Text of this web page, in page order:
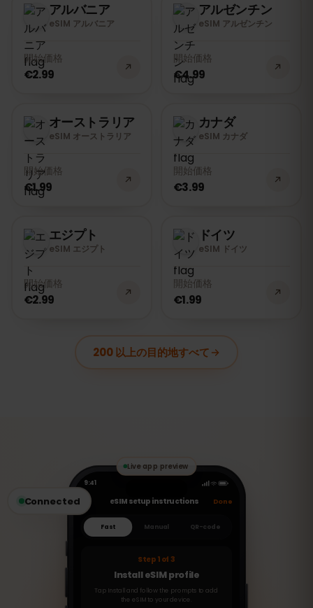
アルバニア
eSIM アルバニア
開始価格
€2.99
アルゼンチン
eSIM アルゼンチン
開始価格
€4.99
オーストラリア
eSIM オーストラリア
開始価格
€1.99
カナダ
eSIM カナダ
開始価格
€3.99
エジプト
eSIM エジプト
開始価格
€2.99
ドイツ
eSIM ドイツ
開始価格
€1.99
200 以上の目的地すべて